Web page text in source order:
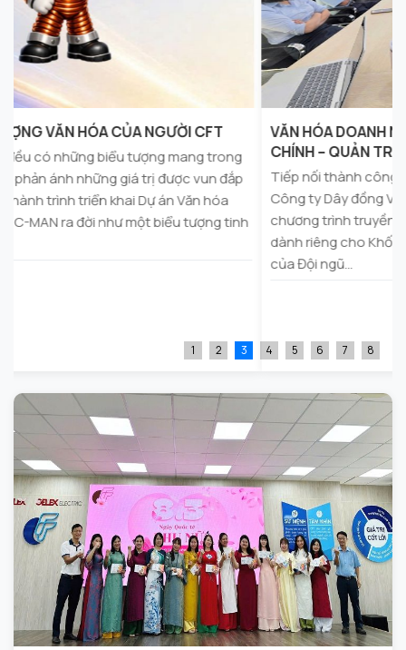
VĂN HÓA DOANH NGHIỆP LAN TỎA ĐẾN KHỐI TÀI
CHÍNH – QUẢN TRỊ CFT
Tiếp nối thành công tại Khối Sản xuất, ngày 16/07/2026,
Công ty Dây đồng Việt Nam CFT đã tổ chức thành công
chương trình truyền thông Văn hóa doanh nghiệp (VHDN)
dành riêng cho Khối Tài chính – Quản trị. Dưới sự dẫn dắt
1 2 3 4 5 6 7 8